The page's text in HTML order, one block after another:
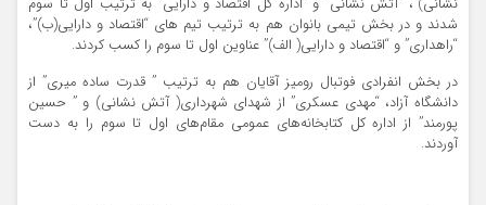
شدند و در بخش تیمی بانوان هم به ترتیب تیم های “اقتصاد و دارایی(ب)”،
“راهداری” و “اقتصاد و دارایی( الف)” عناوین اول تا سوم را کسب کردند.
در بخش انفرادی فوتبال رومیز آقایان هم به ترتیب ” قدرت ساده‌ میری” از
دانشگاه آزاد، “مهدی عسکری” از شهدای شهرداری( آتش نشانی) و ” حسین
پورمند” از اداره کل کتابخانه‌های عمومی مقام‌های اول تا سوم را به دست
آوردند.